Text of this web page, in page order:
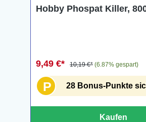
Hobby Phospat Killer,
9,49 €* 10,19 €* (6.87% gespart)
P 28 Bonus-Punkte
Kaufen